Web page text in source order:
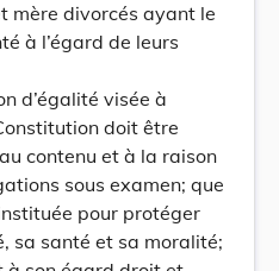
mère divorcés ayant le
à l’égard de leurs
d’égalité visée à
doit être
contenu et à la raison
sous examen; que
pour protéger
sa santé et sa moralité;